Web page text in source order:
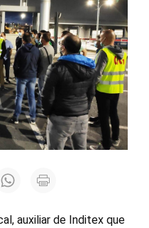
auxiliar de Inditex que